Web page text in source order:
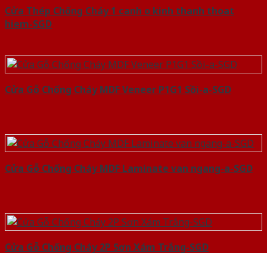
Cửa Thép Chống Cháy 1 canh o kinh thanh thoat
hiem-SGD
Cửa Gỗ Chống Cháy MDF Veneer P1G1 Sồi-a-SGD
Cửa Gỗ Chống Cháy MDF Laminate van ngang-a-SGD
Cửa Gỗ Chống Cháy 2P Sơn Xám Trắng-SGD